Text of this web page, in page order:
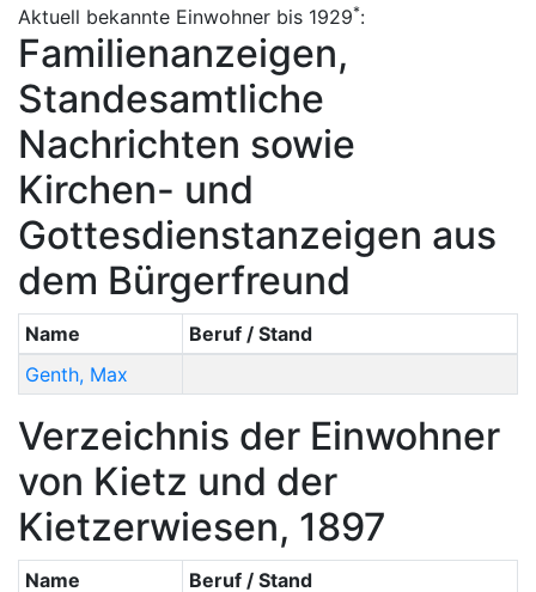
Aktuell bekannte Einwohner bis 1929*:
Familienanzeigen,
Standesamtliche
Nachrichten sowie
Kirchen- und
Gottesdienstanzeigen aus
dem Bürgerfreund
Name
Beruf / Stand
Genth, Max
Verzeichnis der Einwohner
von Kietz und der
Kietzerwiesen, 1897
Name
Beruf / Stand